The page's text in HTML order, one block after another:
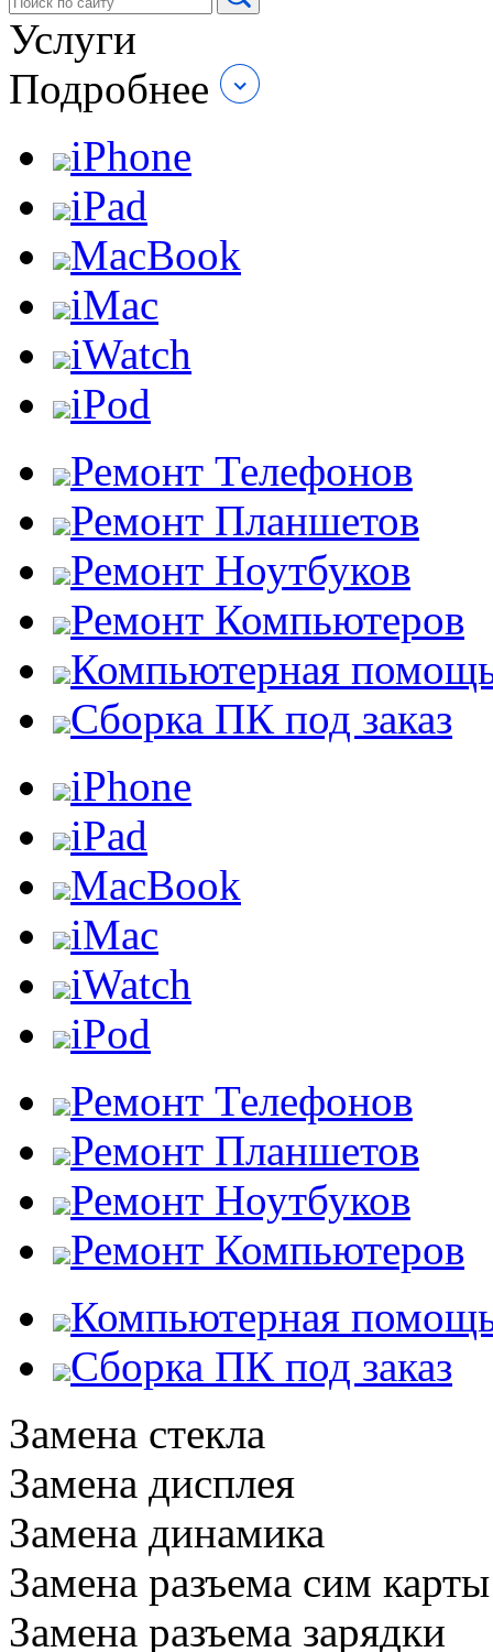
Услуги
Подробнее
iPhone
iPad
MacBook
iMac
iWatch
iPod
Ремонт Телефонов
Ремонт Планшетов
Ремонт Ноутбуков
Ремонт Компьютеров
Компьютерная
Сборка ПК под заказ
iPhone
iPad
MacBook
iMac
iWatch
iPod
Ремонт Телефонов
Ремонт Планшетов
Ремонт Ноутбуков
Ремонт Компьютеров
Компьютерная
Сборка ПК под заказ
Замена стекла
Замена дисплея
Замена динамика
Замена разъема сим карты
Замена разъема зарядки